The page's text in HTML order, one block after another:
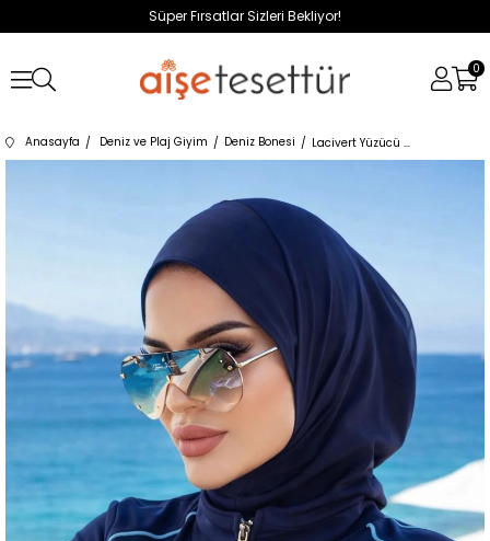
Süper Fırsatlar Sizleri Bekliyor!
0
Anasayfa Deniz ve Plaj Giyim Deniz Bonesi Lacivert Yüzücü Bonesi